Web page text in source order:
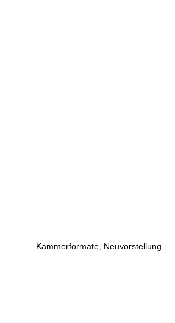
Kammerformate Neuvorstellung